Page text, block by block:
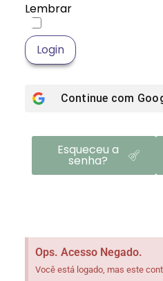
Lembrar
Login
Continue com
Esqueceu a
senha?
Ops. Acesso Negado.
Você está logado, mas este